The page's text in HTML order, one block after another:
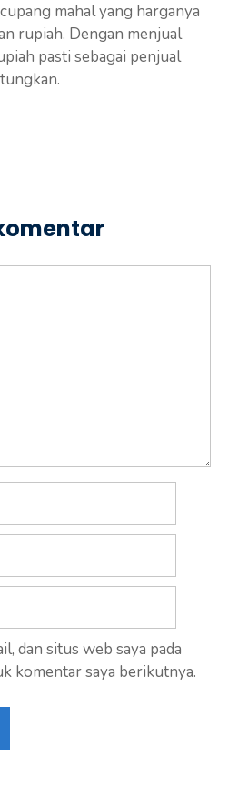
mahal yang harganya
rupiah. Dengan menjual
pasti sebagai penjual
dan situs web saya pada
komentar saya berikutnya.